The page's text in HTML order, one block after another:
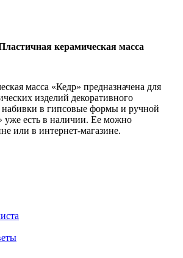
керамическая масса
масса «Кедр» предназначена для
изделий декоративного
набивки в гипсовые формы и ручной
уже есть в наличии. Ее можно
или в интернет-магазине.